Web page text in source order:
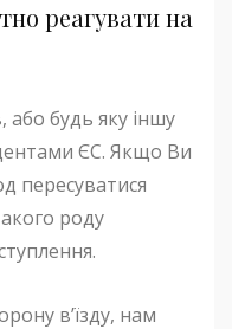
реагувати на
будь яку іншу
ЄС. Якщо Ви
пересуватися
роду
в’їзду, нам